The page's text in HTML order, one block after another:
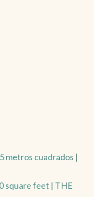
metros cuadrados |
square feet | THE